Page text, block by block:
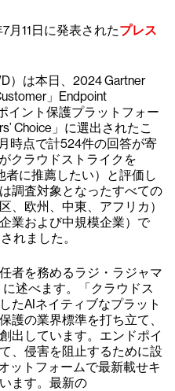
11日に発表されたプレス
）は本日、2024 Gartner
」Endpoint
イント保護プラットフォー
Choice」に選出されたこ
時点で計524件の回答が寄
クラウドストライクを
者に推薦したい）と評価し
調査対象となったすべての
、欧州、中東、アフリカ）
業および中規模企業）で
れました。
者を務めるラジ・ラジャマ
に述べます。「クラウドス
たAIネイティブなプラット
護の業界標準を打ち立て、
出しています。エンドポイ
、侵害を阻止するために設
ットフォームで最新載せキ
ます。最新の